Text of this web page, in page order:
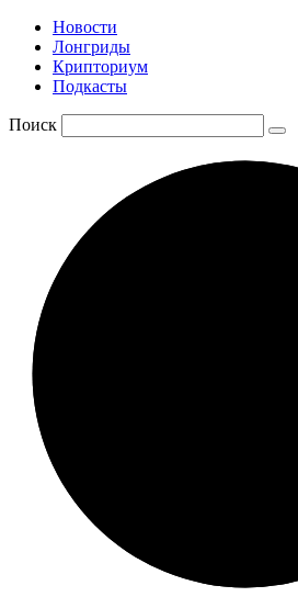
Новости
Лонгриды
Крипториум
Подкасты
Поиск